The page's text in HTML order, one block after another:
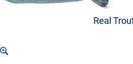
Real